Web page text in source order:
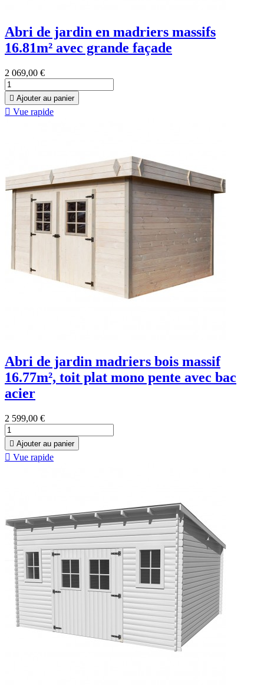
Abri de jardin en madriers massifs
16.81m² avec grande façade
2 069,00 €
 Ajouter au panier
 Vue rapide
Abri de jardin madriers bois massif
16.77m², toit plat mono pente avec bac
acier
2 599,00 €
 Ajouter au panier
 Vue rapide